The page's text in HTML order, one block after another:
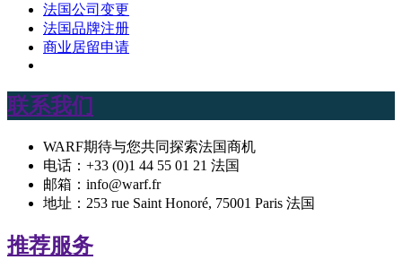
法国公司变更
法国品牌注册
商业居留申请
联系我们
WARF期待与您共同探索法国商机
电话：+33 (0)1 44 55 01 21 法国
邮箱：info@warf.fr
地址：253 rue Saint Honoré, 75001 Paris 法国
推荐服务